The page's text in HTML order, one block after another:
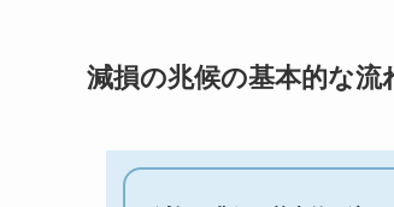
減損の兆候の基本的な流